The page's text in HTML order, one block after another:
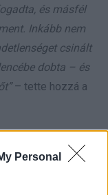
Personal
és másfél
Inkább nem
csinált
dobta – és
– tette hozzá a